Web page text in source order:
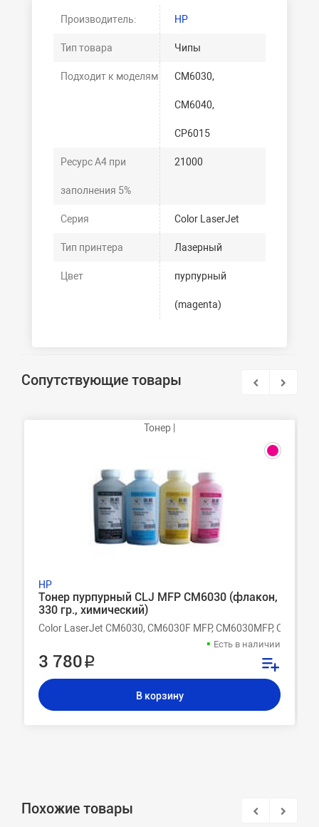
Производитель: HP
Тип товара Чипы
Подходит к моделям CM6030,
CM6040,
CP6015
Ресурс А4 при
заполнения 5%
21000
Серия Color LaserJet
Тип принтера Лазерный
Цвет пурпурный
(magenta)
Сопутствующие товары
Тонер |
HP
Тонер пурпурный CLJ MFP CM6030 (флакон,
330 гр., химический)
Color LaserJet CM6030, CM6030F MFP, CM6030MFP,
Есть в наличии
3 780 ₽
В корзину
Похожие товары